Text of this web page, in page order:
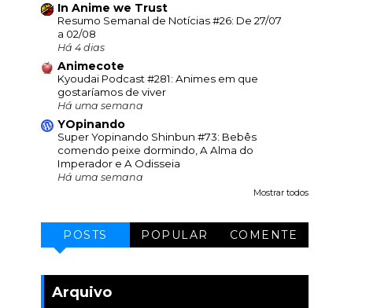
In Anime we Trust
Resumo Semanal de Notícias #26: De 27/07
a 02/08
Há 4 dias
Animecote
Kyoudai Podcast #281: Animes em que
gostaríamos de viver
Há uma semana
YOpinando
Super Yopinando Shinbun #73: Bebês
comendo peixe dormindo, A Alma do
Imperador e A Odisseia
Há uma semana
Mostrar todos
POSTS POPULAR COMENTE
Arquivo